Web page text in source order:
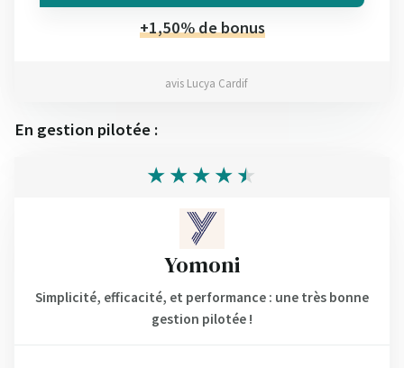
+1,50% de bonus
avis Lucya Cardif
En gestion pilotée :
Yomoni
Simplicité, efficacité, et performance : une très bonne
gestion pilotée !